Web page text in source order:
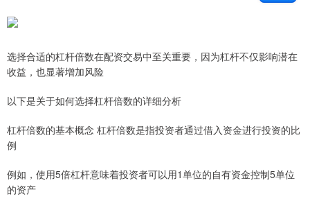
选择合适的杠杆倍数在配资交易中至关重要，因为杠杆不仅影响潜在
收益，也显著增加风险
以下是关于如何选择杠杆倍数的详细分析
杠杆倍数的基本概念 杠杆倍数是指投资者通过借入资金进行投资的比
例
例如，使用5倍杠杆意味着投资者可以用1单位的自有资金控制5单位
的资产